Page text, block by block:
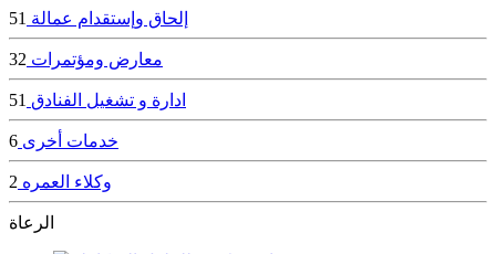
إلحاق وإستقدام عمالة 51
معارض ومؤتمرات 32
ادارة و تشغيل الفنادق 51
خدمات أخرى 6
وكلاء العمره 2
الرعاة